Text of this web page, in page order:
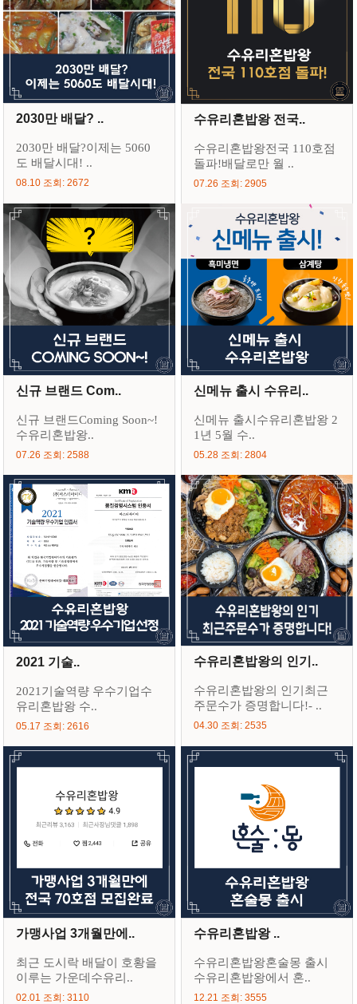
2030만 배달? ..
2030만 배달?이제는 5060
도 배달시대! ..
08.10 조회: 2672
수유리혼밥왕 전국..
수유리혼밥왕전국 110호점
돌파!배달로만 월 ..
07.26 조회: 2905
신규 브랜드 Com..
신규 브랜드Coming Soon~!
수유리혼밥왕..
07.26 조회: 2588
신메뉴 출시 수유리..
신메뉴 출시수유리혼밥왕 2
1년 5월 수..
05.28 조회: 2804
2021 기술..
2021기술역량 우수기업수
유리혼밥왕 수..
05.17 조회: 2616
수유리혼밥왕의 인기..
수유리혼밥왕의 인기최근
주문수가 증명합니다!- ..
04.30 조회: 2535
가맹사업 3개월만에..
최근 도시락 배달이 호황을
이루는 가운데수유리..
02.01 조회: 3110
수유리혼밥왕 ..
수유리혼밥왕혼술몽 출시
수유리혼밥왕에서 혼..
12.21 조회: 3555